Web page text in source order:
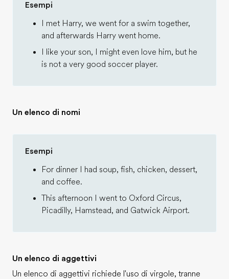
Esempi
I met Harry, we went for a swim together,
and afterwards Harry went home.
I like your son, I might even love him, but he
is not a very good soccer player.
Un elenco di nomi
Esempi
For dinner I had soup, fish, chicken, dessert,
and coffee.
This afternoon I went to Oxford Circus,
Picadilly, Hamstead, and Gatwick Airport.
Un elenco di aggettivi
Un elenco di aggettivi richiede l'uso di virgole, tranne